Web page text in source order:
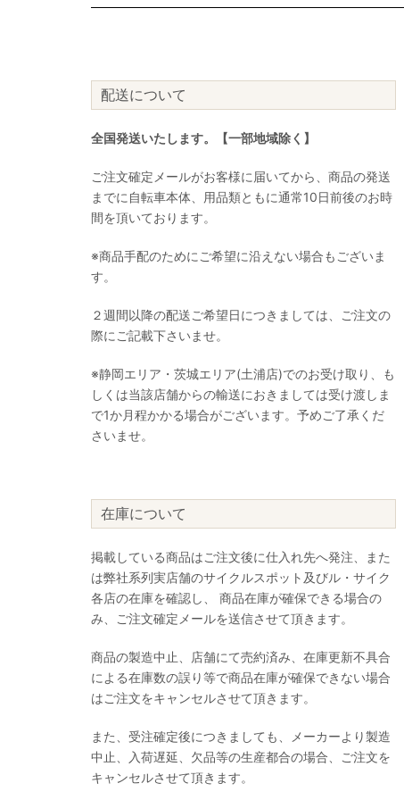
配送について
全国発送いたします。【一部地域除く】
ご注文確定メールがお客様に届いてから、商品の発送
までに自転車本体、用品類ともに通常10日前後のお時
間を頂いております。
※商品手配のためにご希望に沿えない場合もございま
す。
２週間以降の配送ご希望日につきましては、ご注文の
際にご記載下さいませ。
※静岡エリア・茨城エリア(土浦店)でのお受け取り、も
しくは当該店舗からの輸送におきましては受け渡しま
で1か月程かかる場合がございます。予めご了承くだ
さいませ。
在庫について
掲載している商品はご注文後に仕入れ先へ発注、また
は弊社系列実店舗のサイクルスポット及びル・サイク
各店の在庫を確認し、 商品在庫が確保できる場合の
み、ご注文確定メールを送信させて頂きます。
商品の製造中止、店舗にて売約済み、在庫更新不具合
による在庫数の誤り等で商品在庫が確保できない場合
はご注文をキャンセルさせて頂きます。
また、受注確定後につきましても、メーカーより製造
中止、入荷遅延、欠品等の生産都合の場合、ご注文を
キャンセルさせて頂きます。